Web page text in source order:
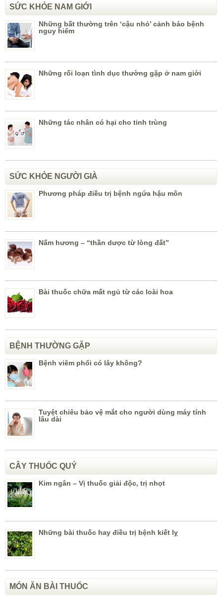
SỨC KHỎE NAM GIỚI
Những bất thường trên ‘cậu nhỏ’ cảnh báo bệnh
nguy hiểm
Những rối loạn tình dục thường gặp ở nam giới
Những tác nhân có hại cho tinh trùng
SỨC KHỎE NGƯỜI GIÀ
Phương pháp điều trị bệnh ngứa hậu môn
Nấm hương – “thần dược từ lòng đất”
Bài thuốc chữa mất ngủ từ các loài hoa
BỆNH THƯỜNG GẶP
Bệnh viêm phổi có lây không?
Tuyệt chiêu bảo vệ mắt cho người dùng máy tính
lâu dài
CÂY THUỐC QUÝ
Kim ngân – Vị thuốc giải độc, trị nhọt
Những bài thuốc hay điều trị bệnh kiết lỵ
MÓN ĂN BÀI THUỐC